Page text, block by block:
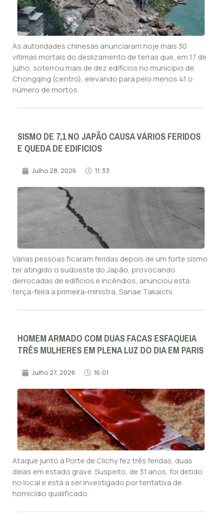
As autoridades chinesas anunciaram hoje mais 30
vítimas mortais do deslizamento de terras que, em 17 de
julho, soterrou mais de dez edifícios no município de
Chongqing (centro), elevando para pelo menos 41 o
número de mortos.
SISMO DE 7,1 NO JAPÃO CAUSA VÁRIOS FERIDOS
E QUEDA DE EDIFICIOS
Julho 28, 2026 11:33
Várias pessoas ficaram feridas depois de um forte sismo
ter atingido o sudoeste do Japão, provocando
derrocadas de edifícios e incêndios, anunciou esta
terça-feira a primeira-ministra, Sanae Takaichi.
HOMEM ARMADO COM DUAS FACAS ESFAQUEIA
TRÊS MULHERES EM PLENA LUZ DO DIA EM PARIS
Julho 27, 2026 16:01
Ataque junto à Porte de Clichy fez três feridas, duas
delas em estado grave. Suspeito, de 31 anos, foi detido
no local e está a ser investigado por tentativa de
homicídio qualificado.